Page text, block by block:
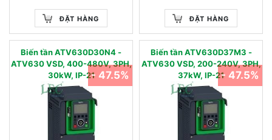
ĐẶT HÀNG ĐẶT HÀNG
Biến tần ATV630D30N4 -
ATV630 VSD, 400-480V, 3PH,
30kW, IP-21- 47.5%
Biến tần ATV630D37M3 -
ATV630 VSD, 200-240V, 3PH,
37kW, IP-21- 47.5%